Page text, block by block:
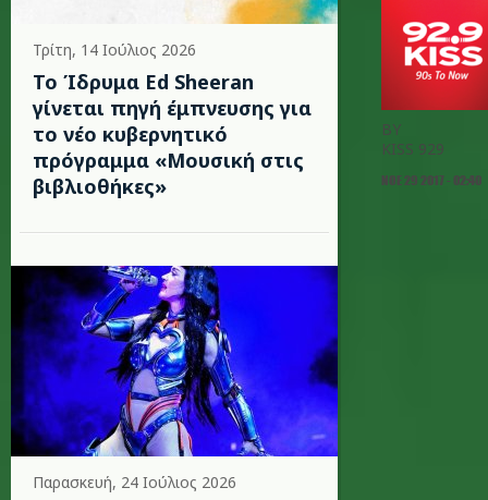
Τρίτη, 14 Ιούλιος 2026
Το Ίδρυμα Ed Sheeran
γίνεται πηγή έμπνευσης για
το νέο κυβερνητικό
πρόγραμμα «Μουσική στις
βιβλιοθήκες»
Παρασκευή, 24 Ιούλιος 2026
BY
KISS 929
ΝΟΕ 29 2017 - 02:40